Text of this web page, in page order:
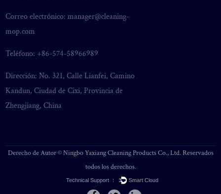
Correo electrónico:manager@cleaning-
mop.com
Teléfono: +86-574-58966989
Dirección: No. 321, Calle Lianfei, Camino
Kandun, Ciudad de Cixi, Provincia de
Zhengjiang, China
Derecho de Autor ©Ningbo Yaxiang Cleaning Products Co., Ltd.Reservados
todos los derechos.
Technical Support ： Smart Cloud